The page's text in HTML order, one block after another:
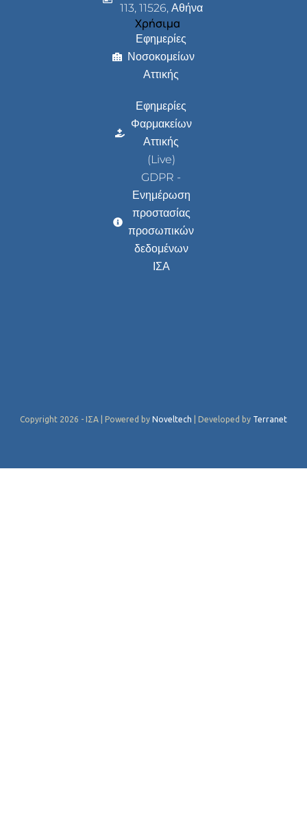
113, 11526, Αθήνα
Χρήσιμα
Εφημερίες
Νοσοκομείων
Αττικής
Εφημερίες
Φαρμακείων
Αττικής
(Live)
GDPR -
Ενημέρωση
προστασίας
προσωπικών
δεδομένων
ΙΣΑ
Copyright 2026 - ΙΣΑ | Powered by Noveltech | Developed by Terranet